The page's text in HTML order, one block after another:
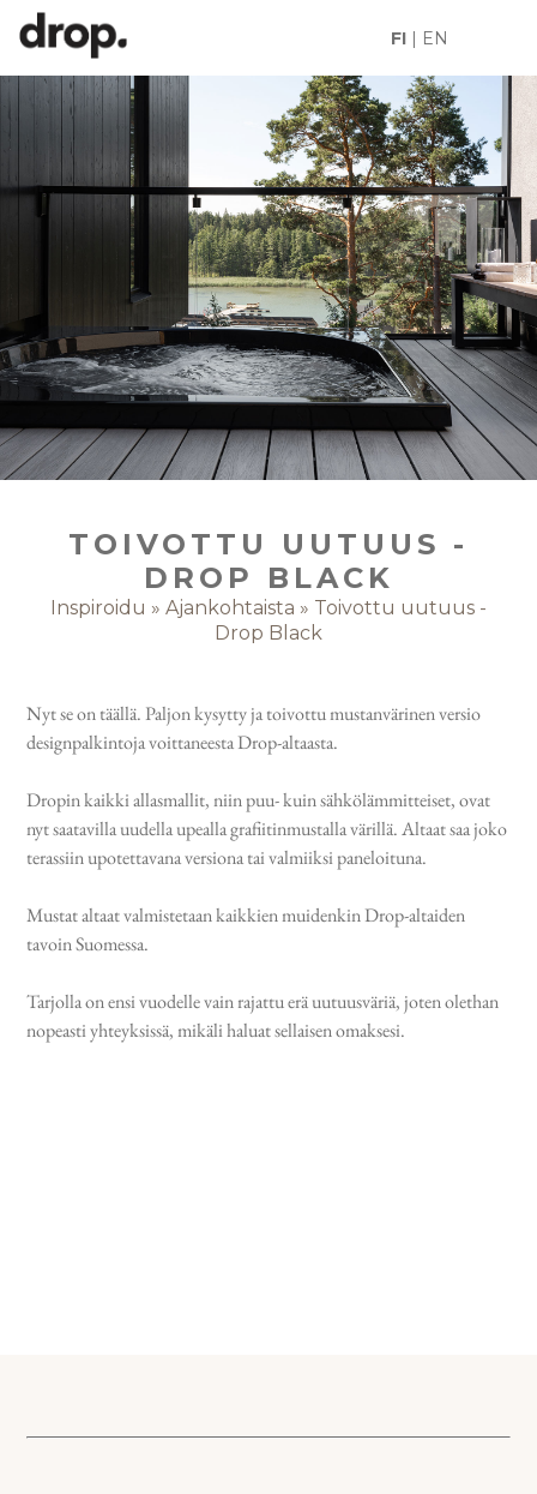
FI | EN
TOIVOTTU UUTUUS -
DROP BLACK
Inspiroidu » Ajankohtaista » Toivottu uutuus -
Drop Black
Nyt se on täällä. Paljon kysytty ja toivottu mustanvärinen versio
designpalkintoja voittaneesta Drop-altaasta.
Dropin kaikki allasmallit, niin puu- kuin sähkölämmitteiset, ovat
nyt saatavilla uudella upealla grafiitinmustalla värillä. Altaat saa joko
terassiin upotettavana versiona tai valmiiksi paneloituna.
Mustat altaat valmistetaan kaikkien muidenkin Drop-altaiden
tavoin Suomessa.
Tarjolla on ensi vuodelle vain rajattu erä uutuusväriä, joten olethan
nopeasti yhteyksissä, mikäli haluat sellaisen omaksesi.